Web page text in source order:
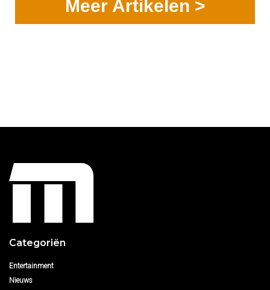
Meer Artikelen >
Categoriën
Entertainment
Nieuws